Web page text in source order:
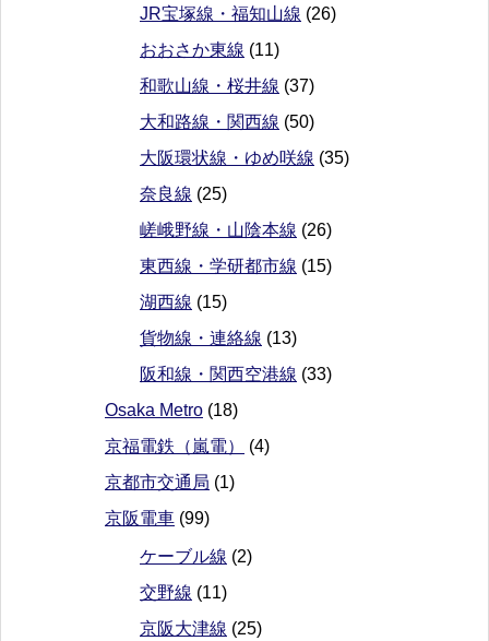
JR宝塚線・福知山線 (26)
おおさか東線 (11)
和歌山線・桜井線 (37)
大和路線・関西線 (50)
大阪環状線・ゆめ咲線 (35)
奈良線 (25)
嵯峨野線・山陰本線 (26)
東西線・学研都市線 (15)
湖西線 (15)
貨物線・連絡線 (13)
阪和線・関西空港線 (33)
Osaka Metro (18)
京福電鉄（嵐電）
(4)
京都市交通局 (1)
京阪電車 (99)
ケーブル線 (2)
交野線 (11)
京阪大津線 (25)